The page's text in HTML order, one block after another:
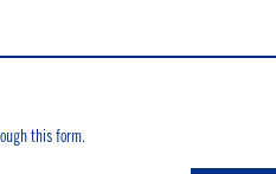
this form.